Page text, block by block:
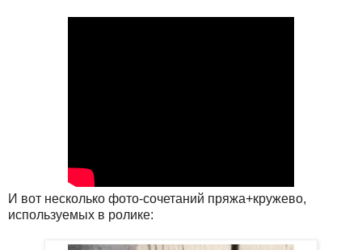
И вот несколько фото-сочетаний пряжа+кружево,
используемых в ролике: